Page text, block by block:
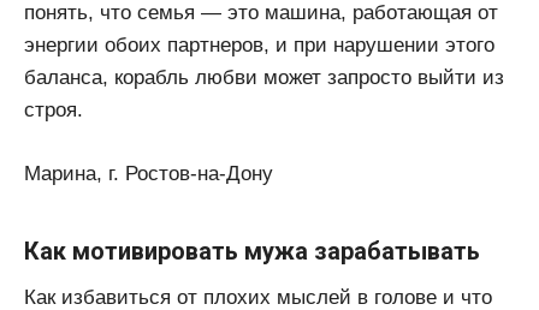
понять, что семья — это машина, работающая от
энергии обоих партнеров, и при нарушении этого
баланса, корабль любви может запросто выйти из
строя.
Марина, г. Ростов-на-Дону
Как мотивировать мужа зарабатывать
Как избавиться от плохих мыслей в голове и что